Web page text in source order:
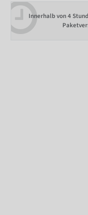
Innerhalb von4